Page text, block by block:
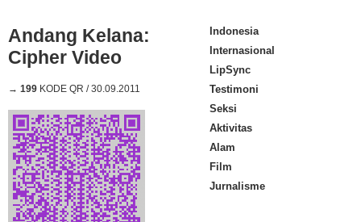
Andang Kelana:
Cipher Video
→ 199 KODE QR / 30.09.2011
Indonesia
Internasional
LipSync
Testimoni
Seksi
Aktivitas
Alam
Film
Jurnalisme